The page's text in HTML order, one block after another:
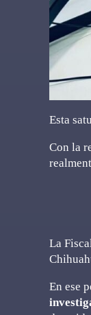
Esta
Con la
La
En ese